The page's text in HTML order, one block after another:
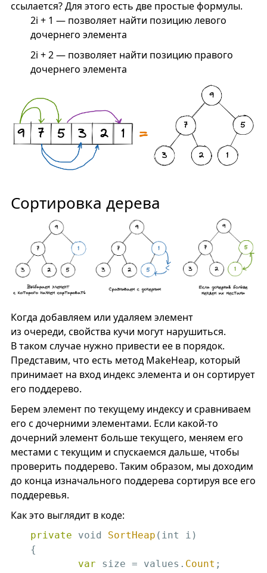
ссылается? Для этого есть две простые формулы.
2i + 1 — позволяет найти позицию левого
дочернего элемента
2i + 2 — позволяет найти позицию правого
дочернего элемента
Сортировка дерева
Когда добавляем или удаляем элемент
из очереди, свойства кучи могут нарушиться.
В таком случае нужно привести ее в порядок.
Представим, что есть метод MakeHeap, который
принимает на вход индекс элемента и он сортирует
его поддерево.
Берем элемент по текущему индексу и сравниваем
его с дочерними элементами. Если какой-то
дочерний элемент больше текущего, меняем его
местами с текущим и спускаемся дальше, чтобы
проверить поддерево. Таким образом, мы доходим
до конца изначального поддерева сортируя все его
поддеревья.
Как это выглядит в коде:
private void SortHeap (int i)
{
var size = values. Count ;